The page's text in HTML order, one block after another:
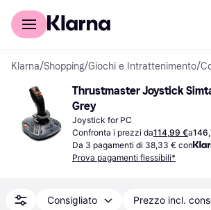
Per il tuo shopping
Klarna/Shopping/Giochi e Intrattenimento/
Thrustmaster Joystick
Grey
Joystick for PC
Confronta i prezzi da114,99 €a
Da 3 pagamenti di 38,33 € con
Prova pagamenti flessibili*
Consigliato Prezzo incl.